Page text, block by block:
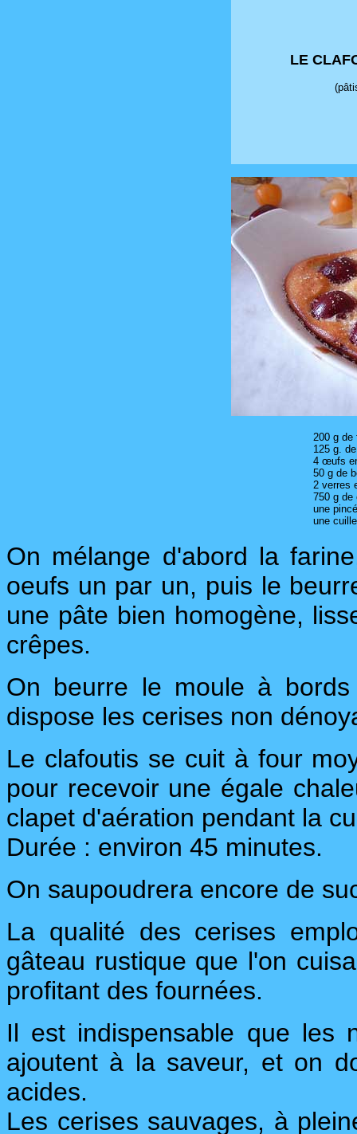
LE
200 g de
125 g.
4 œufs
50 g de
2 verres
750 g de
une
une
On mélange d'abord la
oeufs un par un, puis le
une pâte bien homogène,
crêpes.
On beurre le moule à
dispose les cerises non
Le clafoutis se cuit à four
pour recevoir une égale
clapet d'aération pendant la
Durée : environ 45 minutes.
On saupoudrera encore de
La qualité des cerises
gâteau rustique que l'on
profitant des fournées.
Il est indispensable que les
ajoutent à la saveur, et on
acides.
Les cerises sauvages, à